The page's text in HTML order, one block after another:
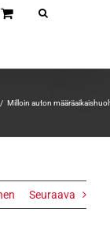
Milloin auton
Seuraava